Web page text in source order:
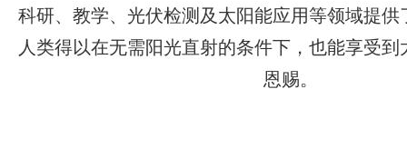
科研、教学、光伏检测及太阳能应用等领域提
人类得以在无需阳光直射的条件下，也能享受
恩赐。